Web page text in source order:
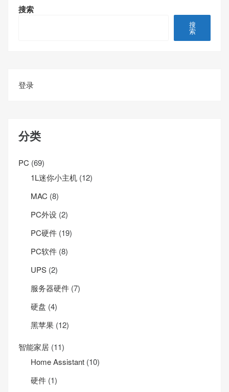
搜索
搜
索
登录
分类
PC (69)
1L迷你小主机 (12)
MAC (8)
PC外设 (2)
PC硬件 (19)
PC软件 (8)
UPS (2)
服务器硬件 (7)
硬盘 (4)
黑苹果 (12)
智能家居 (11)
Home Assistant (10)
硬件 (1)